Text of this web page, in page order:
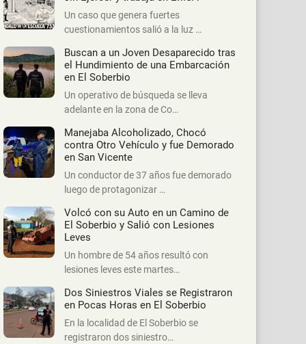
Un caso que genera fuertes
cuestionamientos salió a la luz …
Buscan a un Joven Desaparecido tras
el Hundimiento de una Embarcación
en El Soberbio
Un operativo de búsqueda se lleva
adelante en la zona de Co…
Manejaba Alcoholizado, Chocó
contra Otro Vehículo y fue Demorado
en San Vicente
Un conductor de 37 años fue demorado
luego de protagonizar …
Volcó con su Auto en un Camino de
El Soberbio y Salió con Lesiones
Leves
Un hombre de 54 años resultó con
lesiones leves este martes…
Dos Siniestros Viales se Registraron
en Pocas Horas en El Soberbio
En la localidad de El Soberbio se
registraron dos siniestro…